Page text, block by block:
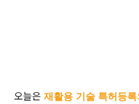
오늘은 재활용 기술 특허등